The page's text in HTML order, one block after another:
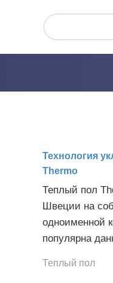
Поиск:
Технология
Thermo
Теплый пол
Швеции на
одноименной
популярна
Теплый пол